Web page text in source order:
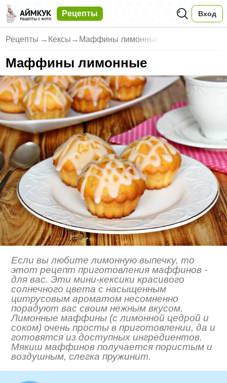
Рецепты Вход
Рецепты → Кексы → Маффины лимонные
Маффины лимонные
Если вы любите лимонную выпечку, то
этот рецепт приготовления маффинов -
для вас. Эти мини-кексики красивого
солнечного цвета с насыщенным
цитрусовым ароматом несомненно
порадуют вас своим нежным вкусом.
Лимонные маффины (с лимонной цедрой и
соком) очень просты в приготовлении, да и
готовятся из доступных ингредиентов.
Мякиш маффинов получается пористым и
воздушным, слегка пружинит.